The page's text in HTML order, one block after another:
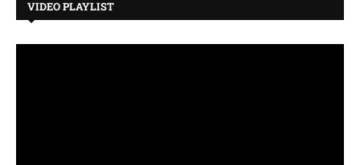
VIDEO PLAYLIST